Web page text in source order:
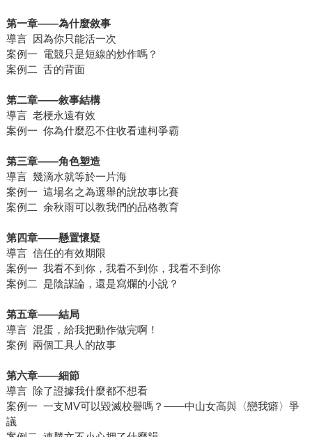
第一章——為什麼敘事
導言 因為你只能活一次
案例一 電競只是短線的炒作嗎？
案例二 舌的背面
第二章——敘事結構
導言 老梗永遠有效
案例一 你為什麼忍不住收看連柯爭霸
第三章——角色塑造
導言 幾滴水就等於一片海
案例一 這場名之為選舉的說故事比賽
案例二 余秋雨可以教我們的品格教育
第四章——懸置懷疑
導言 信任的有效期限
案例一 我看不到你，我看不到你，我看不到你
案例二 是陰謀論，還是寫爛的小說？
第五章——結局
導言 混蛋，給我把動作做完啊！
案例 兩個工具人的故事
第六章——細節
導言 除了證據我什麼都不想看
案例一 一支MV可以毀滅校譽嗎？——中山女高與〈戀我癖〉爭
議